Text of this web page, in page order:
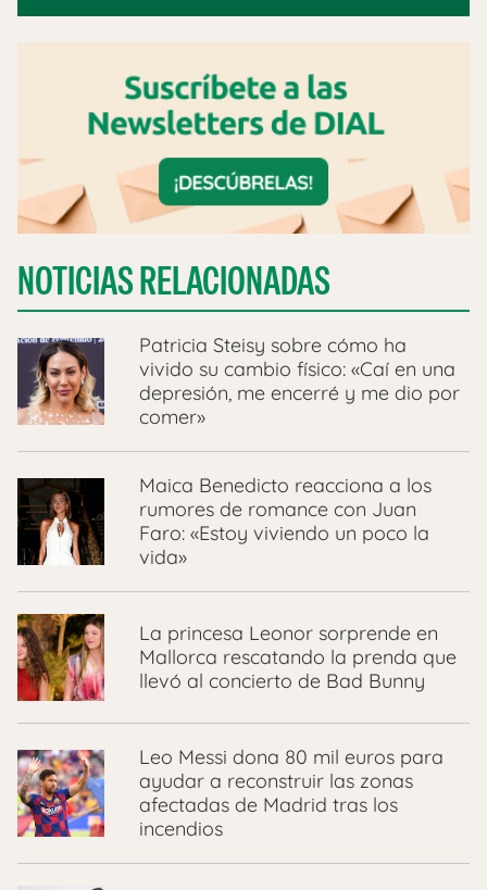
NOTICIAS RELACIONADAS
Patricia Steisy sobre cómo ha
vivido su cambio físico: «Caí en una
depresión, me encerré y me dio por
comer»
Maica Benedicto reacciona a los
rumores de romance con Juan
Faro: «Estoy viviendo un poco la
vida»
La princesa Leonor sorprende en
Mallorca rescatando la prenda que
llevó al concierto de Bad Bunny
Leo Messi dona 80 mil euros para
ayudar a reconstruir las zonas
afectadas de Madrid tras los
incendios